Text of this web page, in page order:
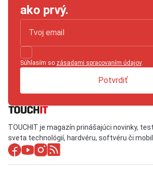
ako prvý.
Súhlasím so zásadami spracovaním údajov.
Potvrdiť
TOUCHIT je magazín prinášajúci novinky,
sveta technológií, hardvéru, softvéru či